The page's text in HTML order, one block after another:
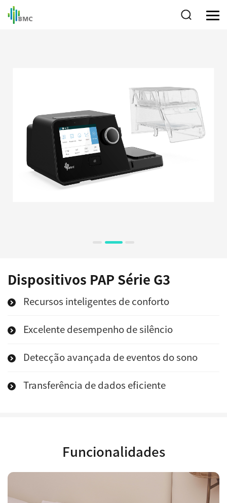
Dispositivos PAP Série G3
Recursos inteligentes de conforto
Excelente desempenho de silêncio
Detecção avançada de eventos do sono
Transferência de dados eficiente
Funcionalidades